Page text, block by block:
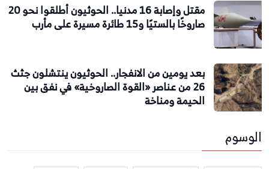
مقتل وإصابة 16 مدنيا.. الحوثيون أطلقوا نحو 20
صاروخًا بالستيًا و15 طائرة مسيرة على مأرب
بعد يومين من الانفجار.. الحوثيون ينتشلون جثث
26 من عناصر «القوة الصاروخية» في نفق بين
الحيمة ومناخة
الوسوم